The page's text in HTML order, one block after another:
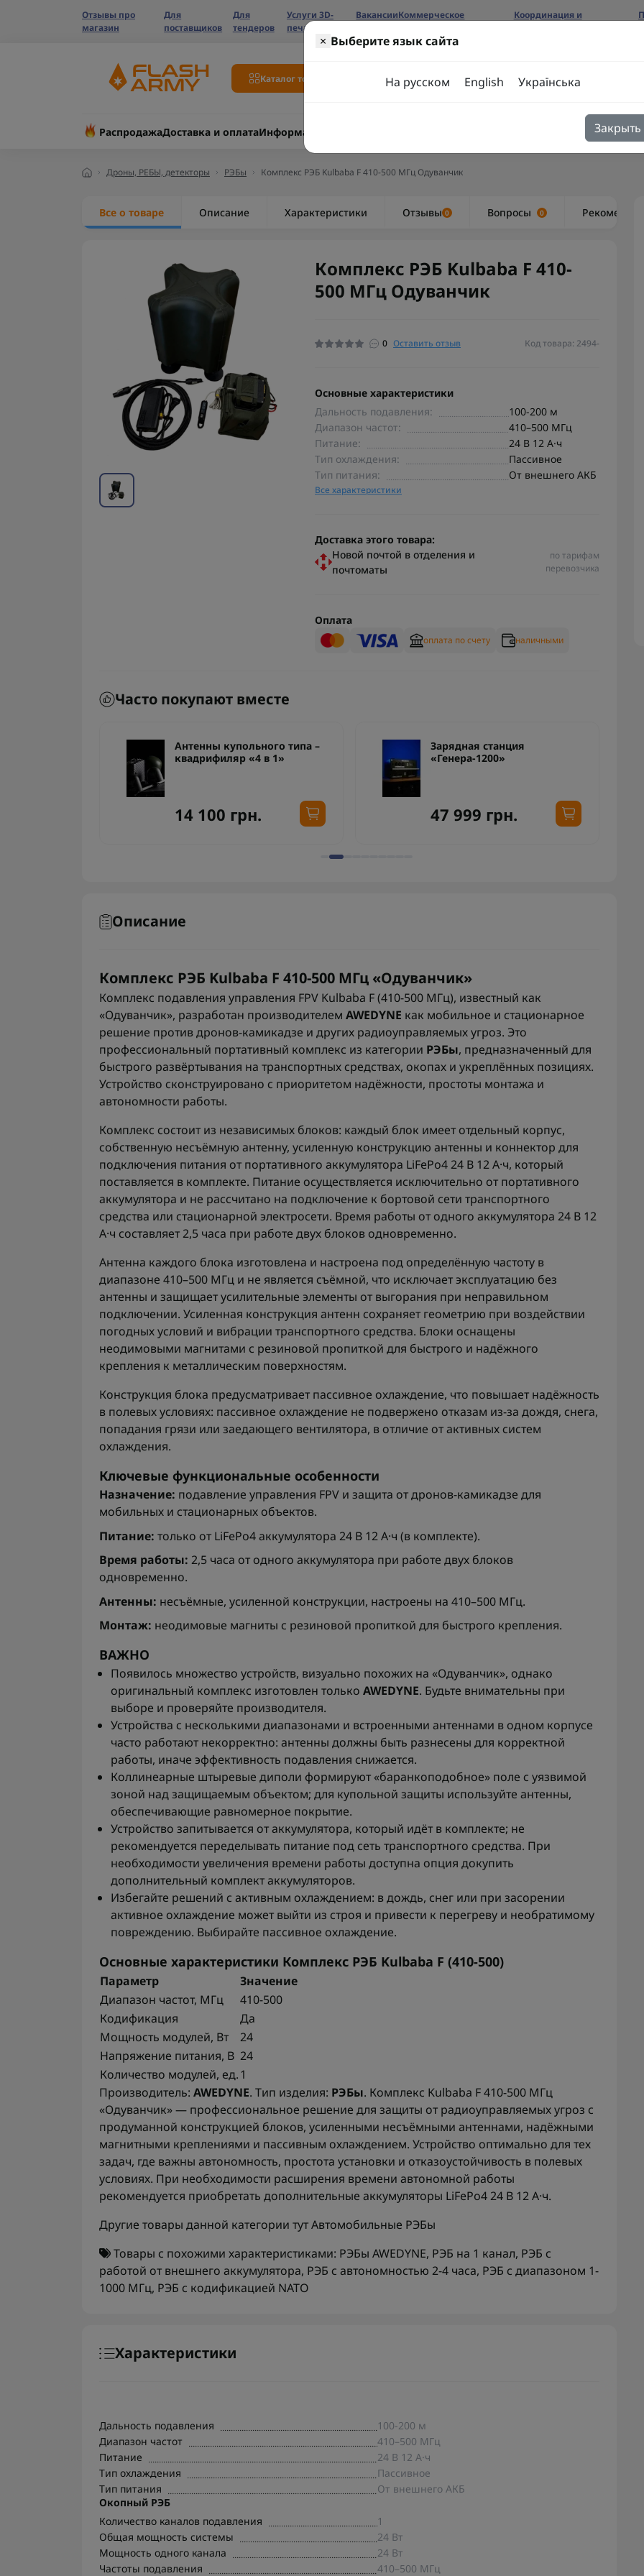
Отзывы про
магазин
Для
поставщиков
Для
тендеров
Услуги 3D-
печати
ВакансииКоммерческое
Координация и
Каталог товаров
РаспродажаДоставка и оплатаИнформация
Дроны, РЕБЫ, детекторы РЭБы Комплекс РЭБ Kulbaba F 410-500 МГц Одуванчик
× Выберите язык сайта
На русском English Українська
Закрыть
Все о товаре Описание Характеристики Отзывы 0 Вопросы 0 Рекомендуем
Комплекс РЭБ Kulbaba F 410-
500 МГц Одуванчик
0 Оставить отзыв Код товара: 2494-
Основные характеристики
Дальность подавления:
100-200 м
Диапазон частот:
410–500 МГц
Питание:
24 В 12 А·ч
Тип охлаждения:
Пассивное
Тип питания:
От внешнего АКБ
Все характеристики
Доставка этого товара:
Новой почтой в отделения и
почтоматы
по тарифам
перевозчика
Оплата
оплата по счету наличными
Часто покупают вместе
Антенны купольного типа –
квадрифиляр «4 в 1»
14 100 грн.
Зарядная станция
«Генера-1200»
47 999 грн.
Описание
Комплекс РЭБ Kulbaba F 410-500 МГц «Одуванчик»
Комплекс подавления управления FPV Kulbaba F (410-500 МГц), известный как
«Одуванчик», разработан производителем AWEDYNE как мобильное и стационарное
решение против дронов-камикадзе и других радиоуправляемых угроз. Это
профессиональный портативный комплекс из категории РЭБы, предназначенный для
быстрого развёртывания на транспортных средствах, окопах и укреплённых позициях.
Устройство сконструировано с приоритетом надёжности, простоты монтажа и
автономности работы.
Комплекс состоит из независимых блоков: каждый блок имеет отдельный корпус,
собственную несъёмную антенну, усиленную конструкцию антенны и коннектор для
подключения питания от портативного аккумулятора LiFePo4 24 В 12 А·ч, который
поставляется в комплекте. Питание осуществляется исключительно от портативного
аккумулятора и не рассчитано на подключение к бортовой сети транспортного
средства или стационарной электросети. Время работы от одного аккумулятора 24 В 12
А·ч составляет 2,5 часа при работе двух блоков одновременно.
Антенна каждого блока изготовлена и настроена под определённую частоту в
диапазоне 410–500 МГц и не является съёмной, что исключает эксплуатацию без
антенны и защищает усилительные элементы от выгорания при неправильном
подключении. Усиленная конструкция антенн сохраняет геометрию при воздействии
погодных условий и вибрации транспортного средства. Блоки оснащены
неодимовыми магнитами с резиновой пропиткой для быстрого и надёжного
крепления к металлическим поверхностям.
Конструкция блока предусматривает пассивное охлаждение, что повышает надёжность
в полевых условиях: пассивное охлаждение не подвержено отказам из‑за дождя, снега,
попадания грязи или заедающего вентилятора, в отличие от активных систем
охлаждения.
Ключевые функциональные особенности
Назначение: подавление управления FPV и защита от дронов-камикадзе для
мобильных и стационарных объектов.
Питание: только от LiFePo4 аккумулятора 24 В 12 А·ч (в комплекте).
Время работы: 2,5 часа от одного аккумулятора при работе двух блоков
одновременно.
Антенны: несъёмные, усиленной конструкции, настроены на 410–500 МГц.
Монтаж: неодимовые магниты с резиновой пропиткой для быстрого крепления.
ВАЖНО
Появилось множество устройств, визуально похожих на «Одуванчик», однако
оригинальный комплекс изготовлен только AWEDYNE. Будьте внимательны при
выборе и проверяйте производителя.
Устройства с несколькими диапазонами и встроенными антеннами в одном корпусе
часто работают некорректно: антенны должны быть разнесены для корректной
работы, иначе эффективность подавления снижается.
Коллинеарные штыревые диполи формируют «баранкоподобное» поле с уязвимой
зоной над защищаемым объектом; для купольной защиты используйте антенны,
обеспечивающие равномерное покрытие.
Устройство запитывается от аккумулятора, который идёт в комплекте; не
рекомендуется переделывать питание под сеть транспортного средства. При
необходимости увеличения времени работы доступна опция докупить
дополнительный комплект аккумуляторов.
Избегайте решений с активным охлаждением: в дождь, снег или при засорении
активное охлаждение может выйти из строя и привести к перегреву и необратимому
повреждению. Выбирайте пассивное охлаждение.
Основные характеристики Комплекс РЭБ Kulbaba F (410-500)
Параметр
Значение
Диапазон частот, МГц
410-500
Кодификация
Да
Мощность модулей, Вт
24
Напряжение питания, В 24
Количество модулей, ед.1
Производитель: AWEDYNE. Тип изделия: РЭБы. Комплекс Kulbaba F 410-500 МГц
«Одуванчик» — профессиональное решение для защиты от радиоуправляемых угроз с
продуманной конструкцией блоков, усиленными несъёмными антеннами, надёжными
магнитными креплениями и пассивным охлаждением. Устройство оптимально для тех
задач, где важны автономность, простота установки и отказоустойчивость в полевых
условиях. При необходимости расширения времени автономной работы
рекомендуется приобретать дополнительные аккумуляторы LiFePo4 24 В 12 А·ч.
Другие товары данной категории тутАвтомобильные РЭБы
Товары с похожими характеристиками: РЭБы AWEDYNE, РЭБ на 1 канал, РЭБ с
работой от внешнего аккумулятора, РЭБ с автономностью 2-4 часа, РЭБ с диапазоном 1-
1000 МГц, РЭБ с кодификацией NATO
Характеристики
Дальность подавления
100-200 м
Диапазон частот
410–500 МГц
Питание
24 В 12 А·ч
Тип охлаждения
Пассивное
Тип питания
От внешнего АКБ
Окопный РЭБ
Количество каналов подавления
1
Общая мощность системы
24 Вт
Мощность одного канала
24 Вт
Частоты подавления
410–500 МГц